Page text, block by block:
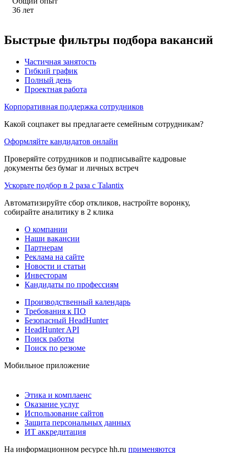
36 лет
Быстрые фильтры подбора вакансий
Частичная занятость
Гибкий график
Полный день
Проектная работа
Корпоративная поддержка сотрудников
Какой соцпакет вы предлагаете семейным сотрудникам?
Оформляйте кандидатов онлайн
Проверяйте сотрудников и подписывайте кадровые
документы без бумаг и личных встреч
Ускорьте подбор в 2 раза с Talantix
Автоматизируйте сбор откликов, настройте воронку,
собирайте аналитику в 2 клика
О компании
Наши вакансии
Партнерам
Реклама на сайте
Новости и статьи
Инвесторам
Кандидаты по профессиям
Производственный календарь
Требования к ПО
Безопасный HeadHunter
HeadHunter API
Поиск работы
Поиск по резюме
Мобильное приложение
Этика и комплаенс
Оказание услуг
Использование сайтов
Защита персональных данных
ИТ аккредитация
На информационном ресурсе hh.ru применяются